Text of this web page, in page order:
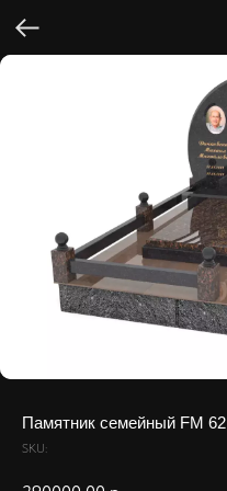
Памятник семейный FM 62
SKU: